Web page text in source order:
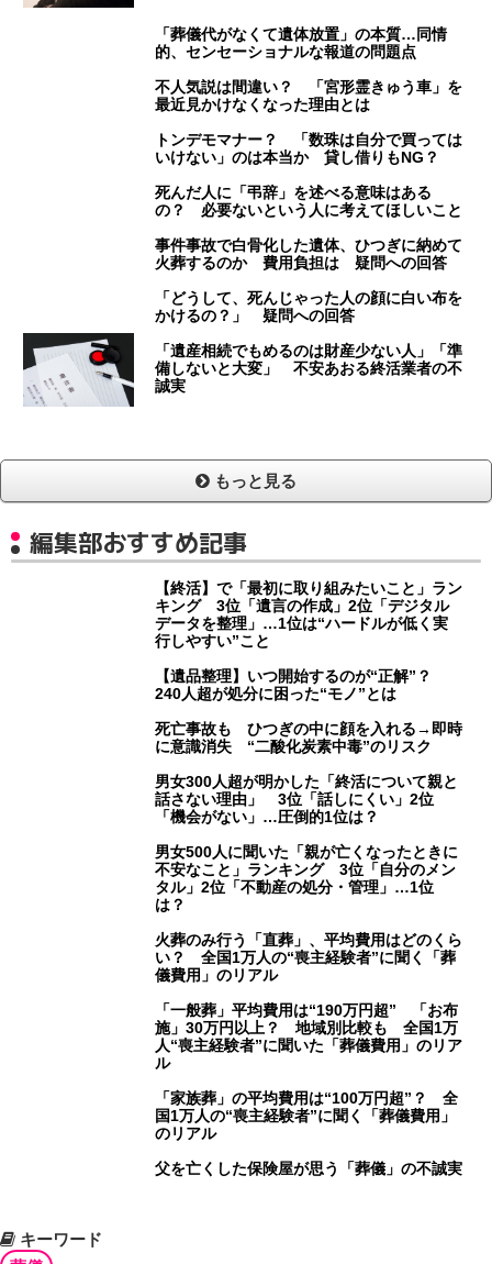
「葬儀代がなくて遺体放置」の本質…同情
的、センセーショナルな報道の問題点
不人気説は間違い？ 「宮形霊きゅう車」を
最近見かけなくなった理由とは
トンデモマナー？ 「数珠は自分で買っては
いけない」のは本当か 貸し借りもNG？
死んだ人に「弔辞」を述べる意味はある
の？ 必要ないという人に考えてほしいこと
事件事故で白骨化した遺体、ひつぎに納めて
火葬するのか 費用負担は 疑問への回答
「どうして、死んじゃった人の顔に白い布を
かけるの？」 疑問への回答
「遺産相続でもめるのは財産少ない人」「準
備しないと大変」 不安あおる終活業者の不
誠実
もっと見る
編集部おすすめ記事
【終活】で「最初に取り組みたいこと」ラン
キング 3位「遺言の作成」2位「デジタル
データを整理」…1位は“ハードルが低く実
行しやすい”こと
【遺品整理】いつ開始するのが“正解”？
240人超が処分に困った“モノ”とは
死亡事故も ひつぎの中に顔を入れる→即時
に意識消失 “二酸化炭素中毒”のリスク
男女300人超が明かした「終活について親と
話さない理由」 3位「話しにくい」2位
「機会がない」…圧倒的1位は？
男女500人に聞いた「親が亡くなったときに
不安なこと」ランキング 3位「自分のメン
タル」2位「不動産の処分・管理」…1位
は？
火葬のみ行う「直葬」、平均費用はどのくら
い？ 全国1万人の“喪主経験者”に聞く「葬
儀費用」のリアル
「一般葬」平均費用は“190万円超” 「お布
施」30万円以上？ 地域別比較も 全国1万
人“喪主経験者”に聞いた「葬儀費用」のリア
ル
「家族葬」の平均費用は“100万円超”？ 全
国1万人の“喪主経験者”に聞く「葬儀費用」
のリアル
父を亡くした保険屋が思う「葬儀」の不誠実
キーワード